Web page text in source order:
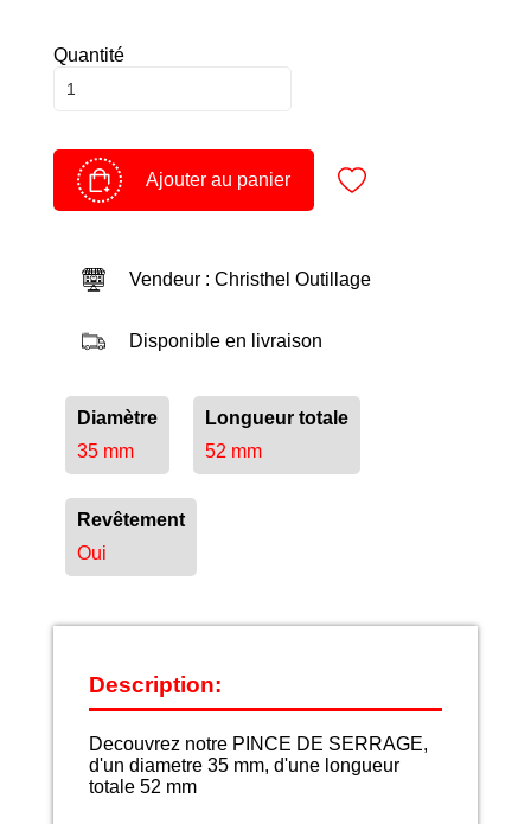
Quantité
Ajouter au panier
Vendeur : Christhel Outillage
Disponible en livraison
Diamètre
35 mm
Longueur totale
52 mm
Revêtement
Oui
Description:
Decouvrez notre PINCE DE SERRAGE,
d'un diametre 35 mm, d'une longueur
totale 52 mm